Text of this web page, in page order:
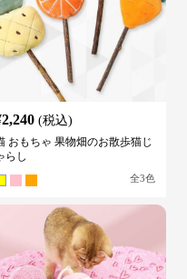
2,240 (税込)
おもちゃ 果物畑のお散歩猫じ
らし
全3色